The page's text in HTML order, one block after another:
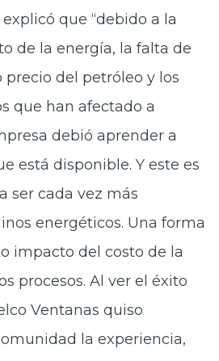
que “debido a la
de la energía, la falta de
precio del petróleo y los
que han afectado a
debió aprender a
está disponible. Y este es
ser cada vez más
energéticos. Una forma
impacto del costo de la
procesos. Al ver el éxito
Ventanas quiso
la experiencia,